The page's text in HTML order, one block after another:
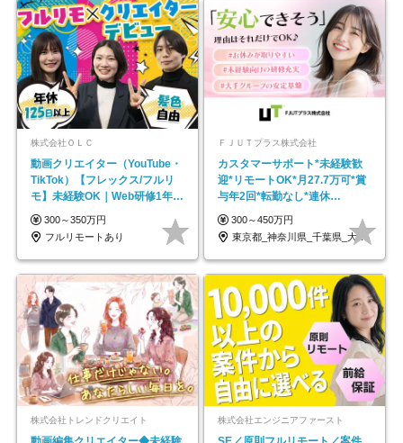
株式会社ＯＬＣ
動画クリエイター（YouTube・
TikTok）【フレックス/フルリ
モ】未経験OK｜Web研修1年間
｜副業OK
300～350万円
フルリモートあり
ＦＪＵＴプラス株式会社
カスタマーサポート*未経験歓
迎*リモートOK*月27.7万可*賞
与年2回*転勤なし*連休
OK/ZE010232
300～450万円
東京都_神奈川県_千葉県_大阪府_愛知県…
株式会社トレンドクリエイト 株式会社エンジニアファースト